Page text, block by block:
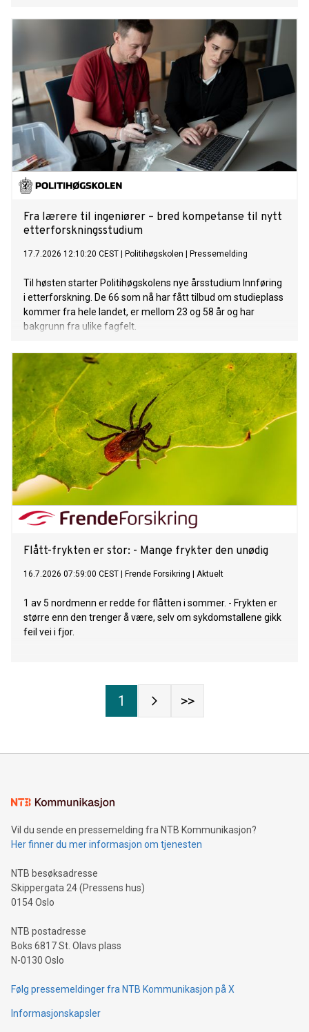
Fra lærere til ingeniører – bred kompetanse til nytt
etterforskningsstudium
17.7.2026 12:10:20 CEST Politihøgskolen Pressemelding
Til høsten starter Politihøgskolens nye årsstudium Innføring
i etterforskning. De 66 som nå har fått tilbud om studieplass
kommer fra hele landet, er mellom 23 og 58 år og har
bakgrunn fra ulike fagfelt.
Flått-frykten er stor: - Mange frykter den unødig
16.7.2026 07:59:00 CEST Frende Forsikring Aktuelt
1 av 5 nordmenn er redde for flåtten i sommer. - Frykten er
større enn den trenger å være, selv om sykdomstallene gikk
feil vei i fjor.
1 >>
Vil du sende en pressemelding fra NTB Kommunikasjon?
Her finner du mer informasjon om tjenesten
NTB besøksadresse
Skippergata 24 (Pressens hus)
0154 Oslo
NTB postadresse
Boks 6817 St. Olavs plass
N-0130 Oslo
Følg pressemeldinger fra NTB Kommunikasjon på X
Informasjonskapsler